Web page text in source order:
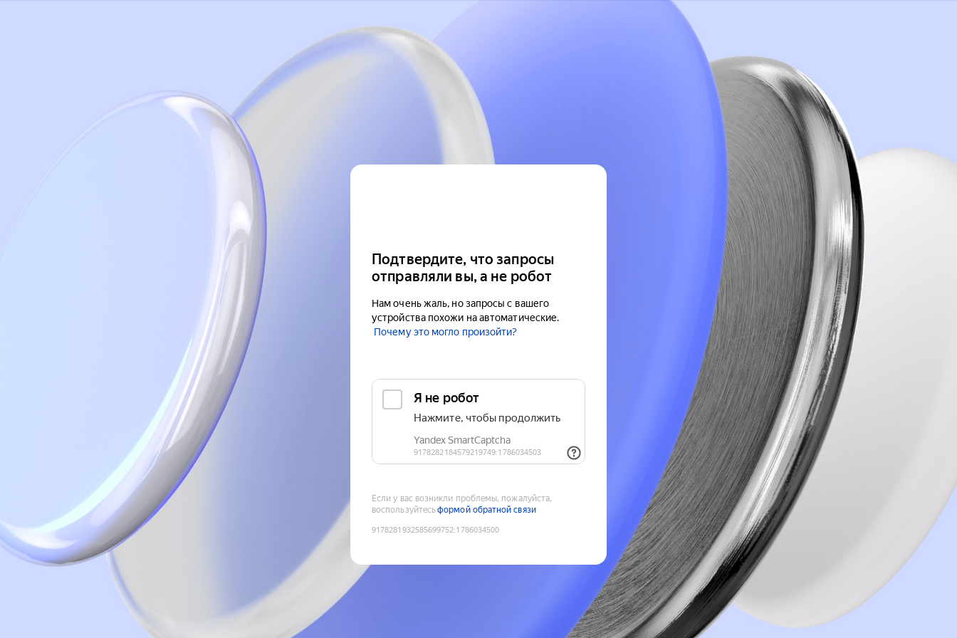
Подтвердите, что запросы
отправляли вы, а не робот
Нам очень жаль, но запросы с вашего
устройства похожи на автоматические.
Почему это могло произойти?
Если у вас возникли проблемы, пожалуйста,
воспользуйтесьформой обратной связи
9178281932585699752:1786034500